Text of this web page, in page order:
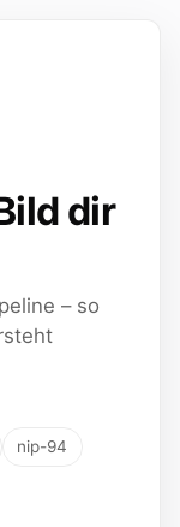
dir
– so
nip-94